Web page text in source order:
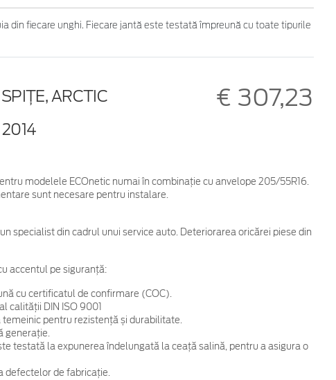
din fiecare unghi. Fiecare jantă este testată împreună cu toate tipurile
ARCTIC
€ 307,23
modelele ECOnetic numai în combinaţie cu anvelope 205/55R16.
sunt necesare pentru instalare.
specialist din cadrul unui service auto. Deteriorarea oricărei piese din
accentul pe siguranță:
cu certificatul de confirmare (COC).
calității DIN ISO 9001
pentru rezistență și durabilitate.
generație.
testată la expunerea îndelungată la ceață salină, pentru a asigura o
defectelor de fabricație.